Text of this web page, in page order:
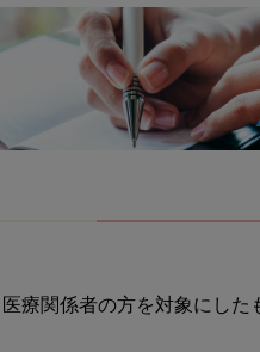
療関係者の方を対象にし